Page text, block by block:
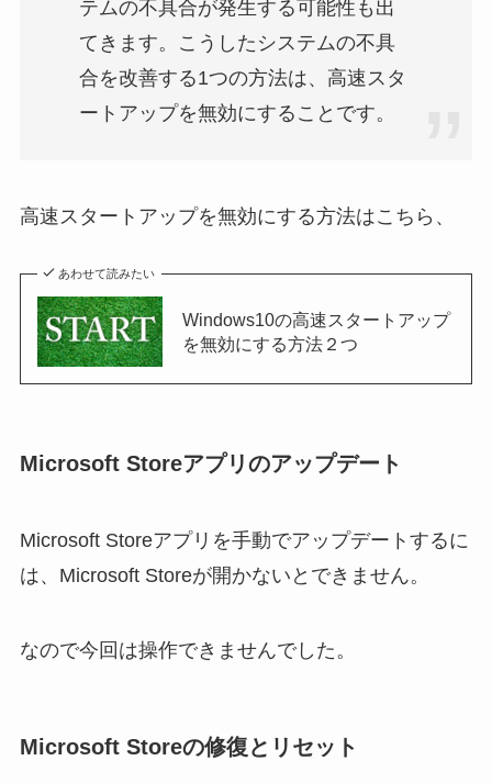
テムの不具合が発生する可能性も出
てきます。こうしたシステムの不具
合を改善する1つの方法は、高速スタ
ートアップを無効にすることです。
高速スタートアップを無効にする方法はこちら、
あわせて読みたい
Windows10の高速スタートアップ
を無効にする方法２つ
Microsoft Storeアプリのアップデート
Microsoft Storeアプリを手動でアップデートするに
は、Microsoft Storeが開かないとできません。
なので今回は操作できませんでした。
Microsoft Storeの修復とリセット